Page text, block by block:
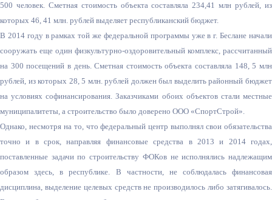
500 человек. Сметная стоимость объекта составляла 234,41 млн рублей, из
которых 46, 41 млн. рублей выделяет республиканский бюджет.
В 2014 году в рамках той же федеральной программы уже в г. Беслане начали
сооружать еще один физкультурно-оздоровительный комплекс, рассчитанный
на 300 посещений в день. Сметная стоимость объекта составляла 148, 5 млн
рублей, из которых 28, 5 млн. рублей должен был выделить районный бюджет
на условиях софинансирования. Заказчиками обоих объектов стали местные
муниципалитеты, а строительство было доверено ООО «СпортСтрой».
Однако, несмотря на то, что федеральный центр выполнял свои обязательства
точно и в срок, направляя финансовые средства в 2013 и 2014 годах,
поставленные задачи по строительству ФОКов не исполнялись надлежащим
образом здесь, в республике. В частности, не соблюдалась финансовая
дисциплина, выделение целевых средств не производилось либо затягивалось.